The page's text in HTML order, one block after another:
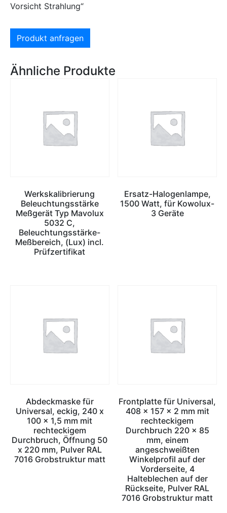
Vorsicht Strahlung“
Produkt anfragen
Ähnliche Produkte
Werkskalibrierung
Beleuchtungsstärke
Meßgerät Typ Mavolux
5032 C,
Beleuchtungsstärke-
Meßbereich, (Lux) incl.
Prüfzertifikat
Ersatz-Halogenlampe,
1500 Watt, für Kowolux-
3 Geräte
Abdeckmaske für
Universal, eckig, 240 x
100 x 1,5 mm mit
rechteckigem
Durchbruch, Öffnung 50
x 220 mm, Pulver RAL
7016 Grobstruktur matt
Frontplatte für Universal,
408 x 157 x 2 mm mit
rechteckigem
Durchbruch 220 x 85
mm, einem
angeschweißten
Winkelprofil auf der
Vorderseite, 4
Halteblechen auf der
Rückseite, Pulver RAL
7016 Grobstruktur matt